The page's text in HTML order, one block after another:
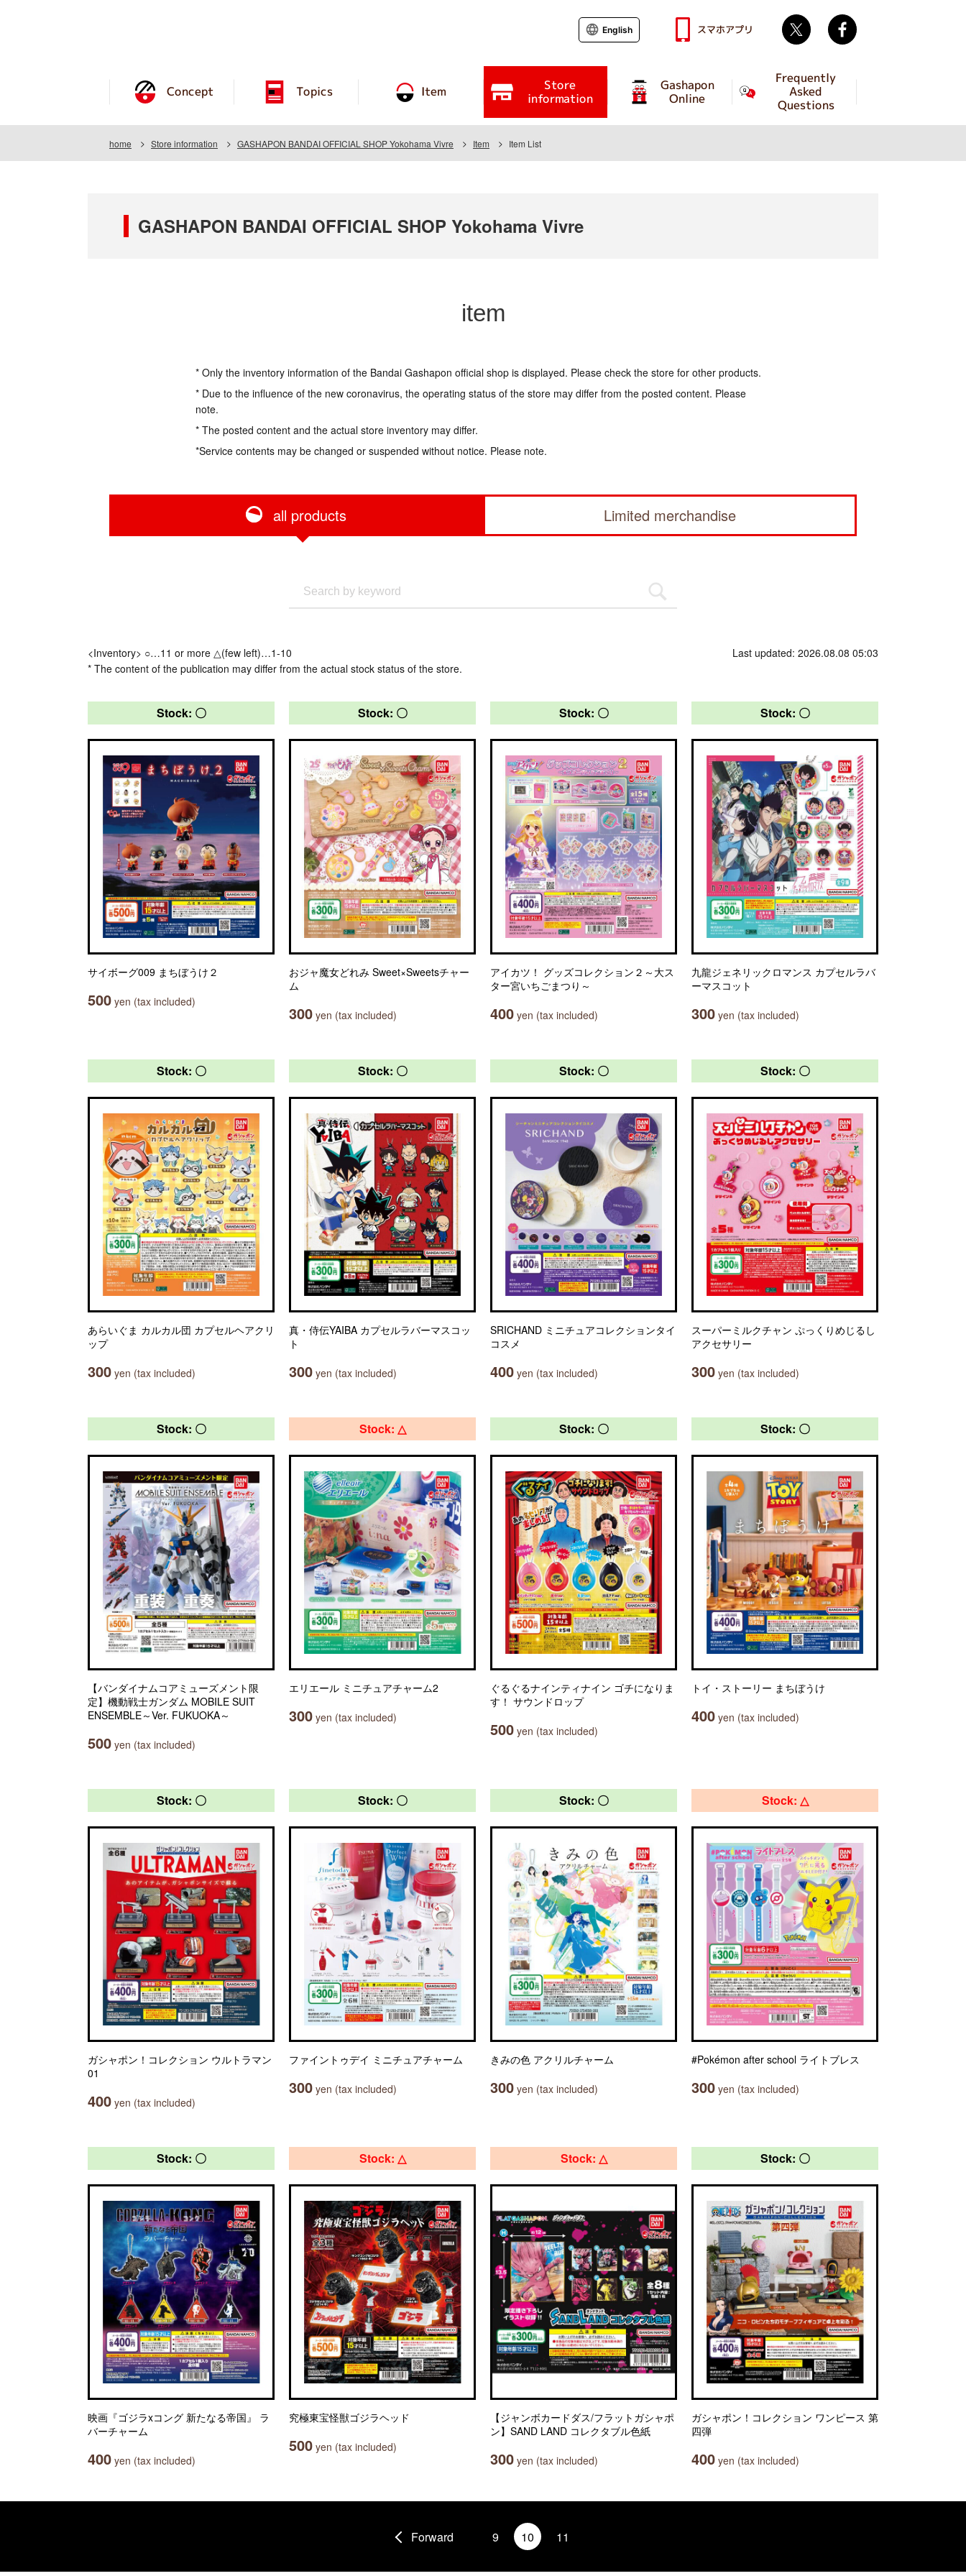
Concept Topics Item Store
information
Gashapon
Online
Frequently
Asked
Questions
English スマホアプリ Twitter
home Store information GASHAPON BANDAI OFFICIAL SHOP Yokohama Vivre Item Item List
GASHAPON BANDAI OFFICIAL SHOP Yokohama Vivre
item
* Only the inventory information of the Bandai Gashapon official shop is displayed. Please check the store for other products.
* Due to the influence of the new coronavirus, the operating status of the store may differ from the posted content. Please
note.
* The posted content and the actual store inventory may differ.
*Service contents may be changed or suspended without notice. Please note.
all products Limited merchandise
<Inventory> ○…11 or more △(few left)…1-10
* The content of the publication may differ from the actual stock status of the store.
Last updated: 2026.08.08 05:03
Stock: 〇
サイボーグ009 まちぼうけ２
500 yen (tax included)
Stock: 〇
おジャ魔女どれみ Sweet×Sweetsチャー
ム
300 yen (tax included)
Stock: 〇
アイカツ！ グッズコレクション２～大ス
ター宮いちごまつり～
400 yen (tax included)
Stock: 〇
九龍ジェネリックロマンス カプセルラバ
ーマスコット
300 yen (tax included)
Stock: 〇
あらいぐま カルカル団 カプセルヘアクリ
ップ
300 yen (tax included)
Stock: 〇
真・侍伝YAIBA カプセルラバーマスコッ
ト
300 yen (tax included)
Stock: 〇
SRICHAND ミニチュアコレクションタイ
コスメ
400 yen (tax included)
Stock: 〇
スーパーミルクチャン ぷっくりめじるし
アクセサリー
300 yen (tax included)
Stock: 〇
【バンダイナムコアミューズメント限
定】機動戦士ガンダム MOBILE SUIT
ENSEMBLE～Ver. FUKUOKA～
500 yen (tax included)
Stock: △
エリエール ミニチュアチャーム2
300 yen (tax included)
Stock: 〇
ぐるぐるナインティナイン ゴチになりま
す！ サウンドロップ
500 yen (tax included)
Stock: 〇
トイ・ストーリー まちぼうけ
400 yen (tax included)
Stock: 〇
ガシャポン！コレクション ウルトラマン
01
400 yen (tax included)
Stock: 〇
ファイントゥデイ ミニチュアチャーム
300 yen (tax included)
Stock: 〇
きみの色 アクリルチャーム
300 yen (tax included)
Stock: △
#Pokémon after school ライトブレス
300 yen (tax included)
Stock: 〇
映画『ゴジラxコング 新たなる帝国』 ラ
バーチャーム
400 yen (tax included)
Stock: △
究極東宝怪獣ゴジラヘッド
500 yen (tax included)
Stock: △
【ジャンボカードダス/フラットガシャポ
ン】SAND LAND コレクタブル色紙
300 yen (tax included)
Stock: 〇
ガシャポン！コレクション ワンピース 第
四弾
400 yen (tax included)
Forward 9 10 11